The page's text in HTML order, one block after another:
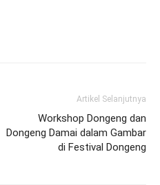
Artikel Selanjutnya
Workshop Dongeng dan
Dongeng Damai dalam Gambar
di Festival Dongeng